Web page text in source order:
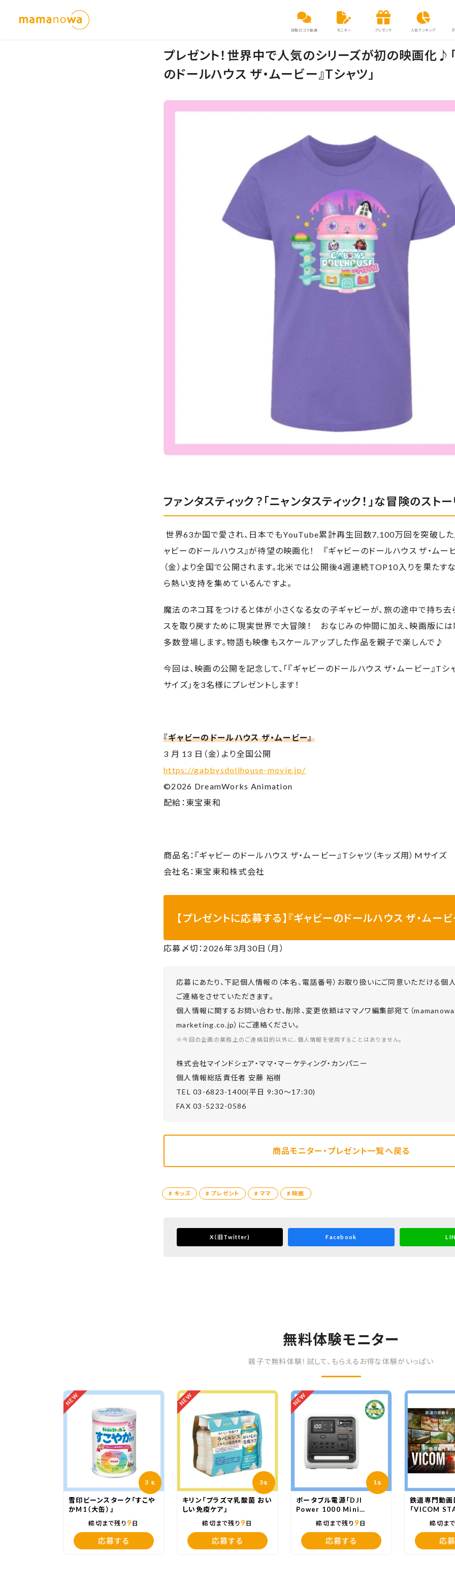
体験口コミ動画 モニター プレゼント 人気ランキング
プレゼント！世界中で人気のシリーズが初の映画化♪
のドールハウス ザ・ムービー』Tシャツ」
ファンタスティック？「ニャンタスティック！」な冒険のスト
世界63か国で愛され、日本でもYouTube累計再生回数7,100万回を突破した
ャビーのドールハウス』が待望の映画化！ 『ギャビーのドールハウス ザ・ムー
（金）より全国で公開されます。北米では公開後4週連続TOP10入りを果たす
ら熱い支持を集めているんですよ。
魔法のネコ耳をつけると体が小さくなる女の子ギャビーが、旅の途中で持ち去
スを取り戻すために現実世界で大冒険！ おなじみの仲間に加え、映画版には
多数登場します。物語も映像もスケールアップした作品を親子で楽しんで♪
今回は、映画の公開を記念して、「『ギャビーのドールハウス ザ・ムービー』Tシ
サイズ」を3名様にプレゼントします！
『ギャビーのドールハウス ザ・ムービー』
3 月 13 日（金）より全国公開
https://gabbysdollhouse-movie.jp/
©2026 DreamWorks Animation
配給：東宝東和
商品名：『ギャビーのドールハウス ザ・ムービー』Tシャツ（キッズ用）Mサイ
会社名：東宝東和株式会社
【プレゼントに応募する】『ギャビーのドールハウス ザ・ムー
応募〆切：2026年3月30日（月）
応募にあたり、下記個人情報の（本名、電話番号）お取り扱いにご同意いただける個
ご連絡をさせていただきます。
個人情報に関するお問い合わせ、削除、変更依頼はママノワ編集部宛て（
marketing.co.jp）にご連絡ください。
※今回の企画の業務上のご連絡目的以外に、個人情報を使用することはありません。
株式会社マインドシェア・ママ・マーケティング・カンパニー
個⼈情報総括責任者 安藤 裕樹
TEL 03-6823-1400(平⽇ 9:30〜17:30)
FAX 03-5232-0586
商品モニター・プレゼント一覧へ戻る
# キッズ # プレゼント # ママ # 映画
X （旧Twitter) Facebook
無料体験モニター
親子で無料体験！試して、もらえるお得な体験がいっぱい
NEW
3 名
雪印ビーンスターク「すこや
かM1（大缶）」
締切まで残り 9 日
応募する
NEW
3名
キリン「プラズマ乳酸菌 おい
しい免疫ケア」
締切まで残り 9 日
応募する
NEW
1名
ポータブル電源「DJI
Power 1000 Mini
締切まで残り 9 日
応募する
鉄道専門動画
「VICOM
締切ま
応